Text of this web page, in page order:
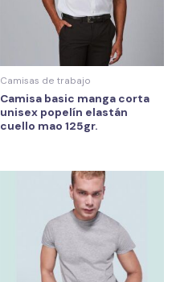
Camisas de trabajo
Camisa basic manga corta
unisex popelín elastán
cuello mao 125gr.